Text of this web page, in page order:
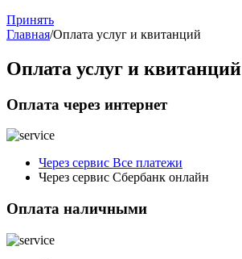
Принять
Главная/Оплата услуг и квитанций
Оплата услуг и квитанций
Оплата через интернет
Через сервис Все платежи
Через сервис Сбербанк онлайн
Оплата наличными